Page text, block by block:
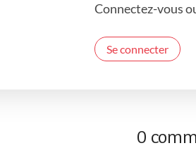
Connectez-vous
Se connecter
0